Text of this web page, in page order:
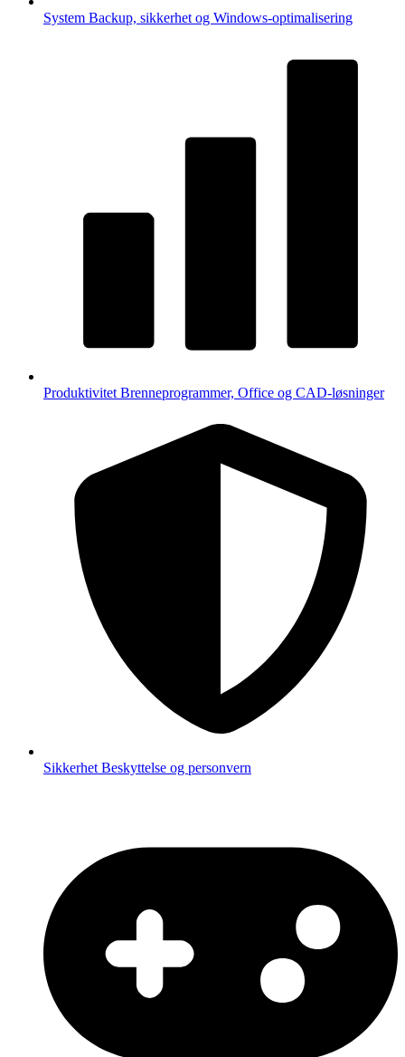
System Backup, sikkerhet og Windows-optimalisering
Produktivitet Brenneprogrammer, Office og CAD-løsninger
Sikkerhet Beskyttelse og personvern